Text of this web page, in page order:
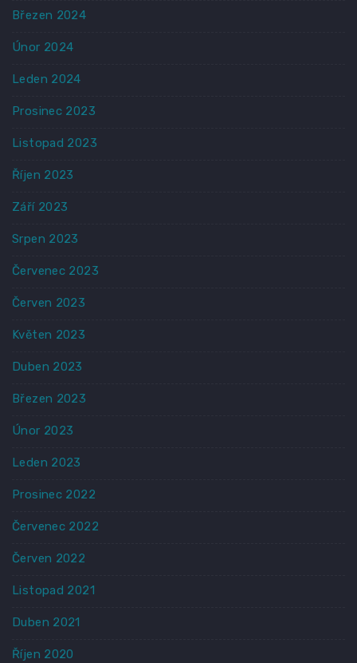
Březen 2024
Únor 2024
Leden 2024
Prosinec 2023
Listopad 2023
Říjen 2023
Září 2023
Srpen 2023
Červenec 2023
Červen 2023
Květen 2023
Duben 2023
Březen 2023
Únor 2023
Leden 2023
Prosinec 2022
Červenec 2022
Červen 2022
Listopad 2021
Duben 2021
Říjen 2020